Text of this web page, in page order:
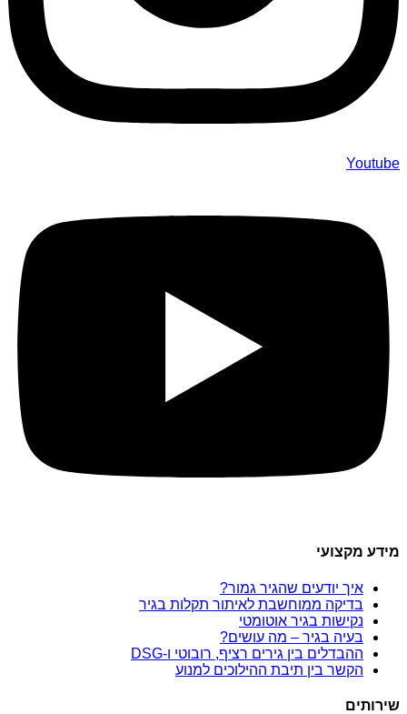
Youtube
מידע מקצועי
איך יודעים שהגיר גמור?
בדיקה ממוחשבת לאיתור תקלות בגיר
נקישות בגיר אוטומטי
בעיה בגיר – מה עושים?
ההבדלים בין גירים רציף, רובוטי ו-DSG
הקשר בין תיבת ההילוכים למנוע
שירותים